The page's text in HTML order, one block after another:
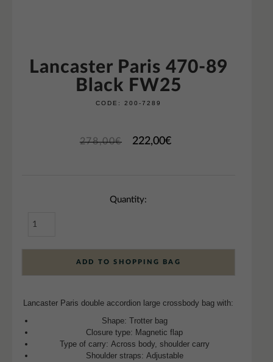
Lancaster Paris 470-89
Black FW25
CODE: 200-7289
278,00€ 222,00€
Quantity:
ADD TO SHOPPING BAG
Lancaster Paris double accordion large crossbody bag with:
Shape: Trotter bag
Closure type: Magnetic flap
Type of carry: Across body, shoulder carry
Shoulder straps: Adjustable